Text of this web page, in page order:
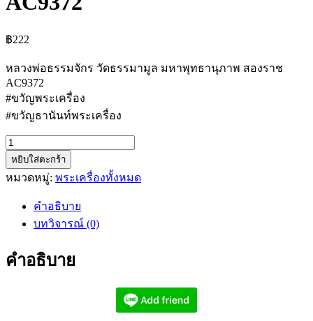
฿222
หลวงพ่อธรรมจักร วัดธรรมามูล มหาพุทธานุภาพ สองราช
AC9372
#ขวัญพระเครื่อง
#ขวัญธานันท์พระเครื่อง
จำนวน
หลวง
พ่อ
มูล
หยิบใส่ตะกร้า
หมวดหมู่: พระเครื่องทั้งหมด
คำอธิบาย
บทวิจารณ์ (0)
คำอธิบาย